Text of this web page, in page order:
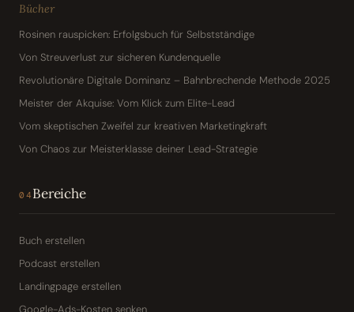
Bücher
Rosinen rauspicken: Erfolgsbuch für Selbstständige
Von Streuverlust zur sicheren Kundenquelle
Revolutionäre Digitale Dominanz – Bahnbrechende Methode 2025
Meister der Akquise: Vom Klick zum Elite-Lead
Vom skeptischen Zweifel zur kreativen Marketingkraft
Von Chaos zur Meisterklasse deiner Lead-Strategie
04Bereiche
Buch erstellen
Podcast erstellen
Landingpage erstellen
Google-Ads-Kosten senken